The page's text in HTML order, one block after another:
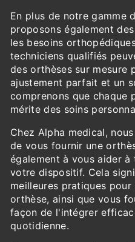
En plus de notre gamme
proposons également
les besoins
techniciens qualifiés
des orthèses sur mesure
ajustement parfait et un
comprenons que chaque
mérite des soins
Chez Alpha medical,
de vous fournir une
également à vous aider
votre dispositif. Cela
meilleures pratiques
orthèse, ainsi que vous
façon de l'intégrer
quotidienne.